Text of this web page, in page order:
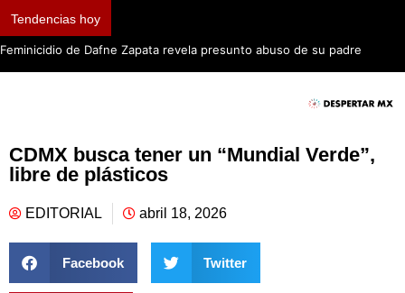
Tendencias hoy
Fiscalía de
Márquez en el
CDMX busca tener un “Mundial Verde”,
libre de plásticos
EDITORIAL abril 18, 2026
Facebook Twitter